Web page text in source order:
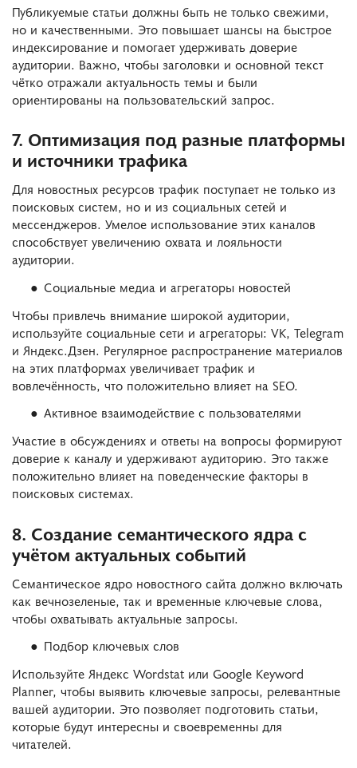
Публикуемые статьи должны быть не только свежими,
но и качественными. Это повышает шансы на быстрое
индексирование и помогает удерживать доверие
аудитории. Важно, чтобы заголовки и основной текст
чётко отражали актуальность темы и были
ориентированы на пользовательский запрос.
7. Оптимизация под разные платформы
и источники трафика
Для новостных ресурсов трафик поступает не только из
поисковых систем, но и из социальных сетей и
мессенджеров. Умелое использование этих каналов
способствует увеличению охвата и лояльности
аудитории.
Социальные медиа и агрегаторы новостей
Чтобы привлечь внимание широкой аудитории,
используйте социальные сети и агрегаторы: VK, Telegram
и Яндекс.Дзен. Регулярное распространение материалов
на этих платформах увеличивает трафик и
вовлечённость, что положительно влияет на SEO.
Активное взаимодействие с пользователями
Участие в обсуждениях и ответы на вопросы формируют
доверие к каналу и удерживают аудиторию. Это также
положительно влияет на поведенческие факторы в
поисковых системах.
8. Создание семантического ядра с
учётом актуальных событий
Семантическое ядро новостного сайта должно включать
как вечнозеленые, так и временные ключевые слова,
чтобы охватывать актуальные запросы.
Подбор ключевых слов
Используйте Яндекс Wordstat или Google Keyword
Planner, чтобы выявить ключевые запросы, релевантные
вашей аудитории. Это позволяет подготовить статьи,
которые будут интересны и своевременны для
читателей.